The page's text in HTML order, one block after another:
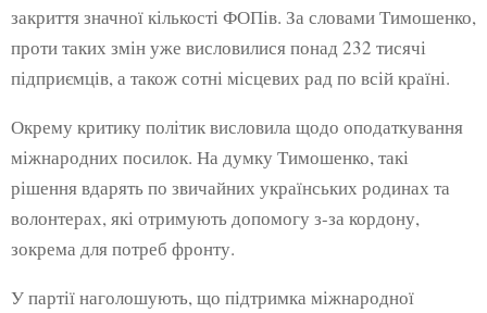
закриття значної кількості ФОПів. За словами Тимошенко,
проти таких змін уже висловилися понад 232 тисячі
підприємців, а також сотні місцевих рад по всій країні.
Окрему критику політик висловила щодо оподаткування
міжнародних посилок. На думку Тимошенко, такі
рішення вдарять по звичайних українських родинах та
волонтерах, які отримують допомогу з-за кордону,
зокрема для потреб фронту.
У партії наголошують, що підтримка міжнародної